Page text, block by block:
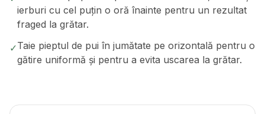
ierburi cu cel puțin o oră înainte pentru un rezultat
fraged la grătar.
✓Taie pieptul de pui în jumătate pe orizontală pentru o
gătire uniformă și pentru a evita uscarea la grătar.